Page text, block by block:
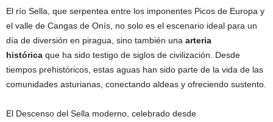
El río Sella, que serpentea entre los imponentes Picos de Europa y
el valle de Cangas de Onís, no solo es el escenario ideal para un
día de diversión en piragua, sino también una arteria
histórica que ha sido testigo de siglos de civilización. Desde
tiempos prehistóricos, estas aguas han sido parte de la vida de las
comunidades asturianas, conectando aldeas y ofreciendo sustento.
El Descenso del Sella moderno, celebrado desde